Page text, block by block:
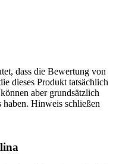
dass die Bewertung von
dieses Produkt tatsächlich
aber grundsätzlich
haben. Hinweis schließen